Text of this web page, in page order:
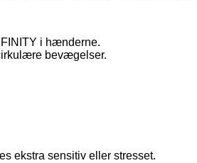
i hænderne.
bevægelser.
ekstra sensitiv eller stresset.